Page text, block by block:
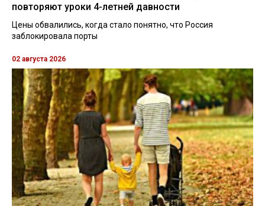
повторяют уроки 4-летней давности
Цены обвалились, когда стало понятно, что Россия
заблокировала порты
02 августа 2026